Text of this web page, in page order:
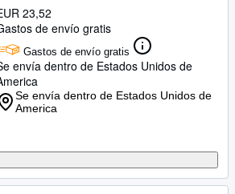
23,52
de envío gratis
Gastos de envío gratis
envía dentro de Estados Unidos de
Se envía dentro de Estados Unidos de
America